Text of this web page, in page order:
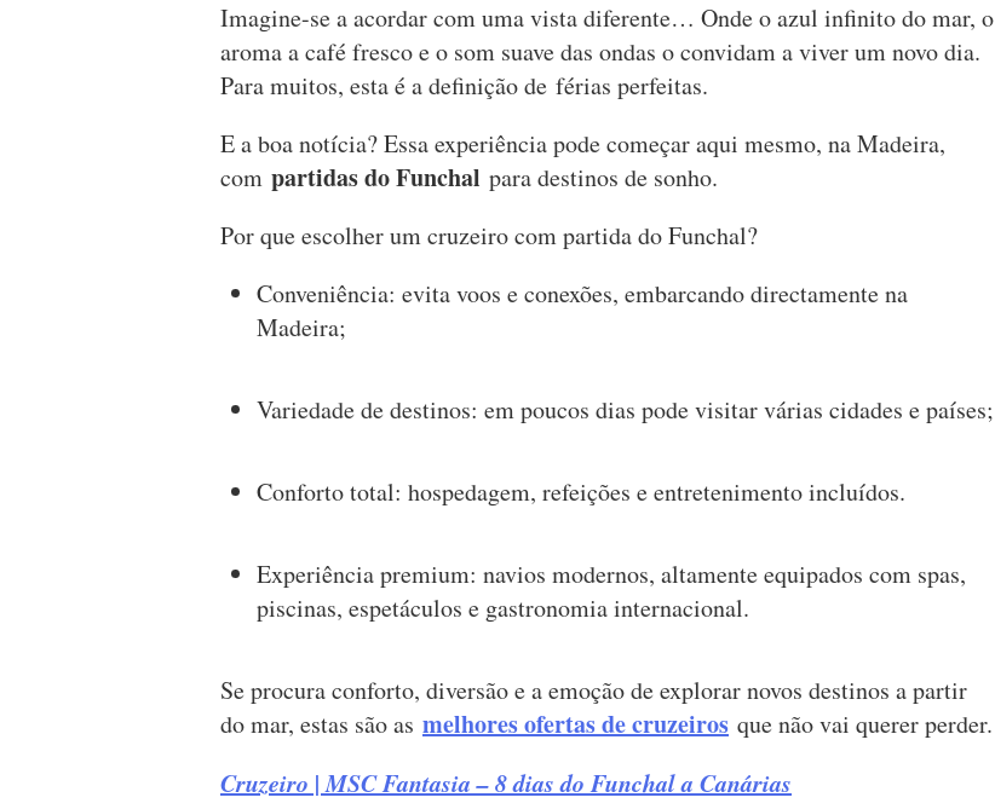
Imagine-se a acordar com uma vista diferente… Onde o azul infinito do mar, o
aroma a café fresco e o som suave das ondas o convidam a viver um novo dia.
Para muitos, esta é a definição de férias perfeitas.
E a boa notícia? Essa experiência pode começar aqui mesmo, na Madeira,
com partidas do Funchal para destinos de sonho.
Por que escolher um cruzeiro com partida do Funchal?
Conveniência: evita voos e conexões, embarcando directamente na
Madeira;
Variedade de destinos: em poucos dias pode visitar várias cidades e países;
Conforto total: hospedagem, refeições e entretenimento incluídos.
Experiência premium: navios modernos, altamente equipados com spas,
piscinas, espetáculos e gastronomia internacional.
Se procura conforto, diversão e a emoção de explorar novos destinos a partir
do mar, estas são as melhores ofertas de cruzeiros que não vai querer perder.
Cruzeiro | MSC Fantasia – 8 dias do Funchal a Canárias